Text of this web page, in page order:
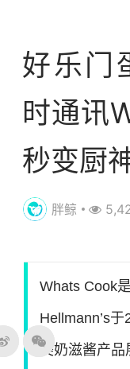
好乐门
时通讯
秒变厨
胖鲸
Whats Cook
Hellmann’s
美奶滋酱产品